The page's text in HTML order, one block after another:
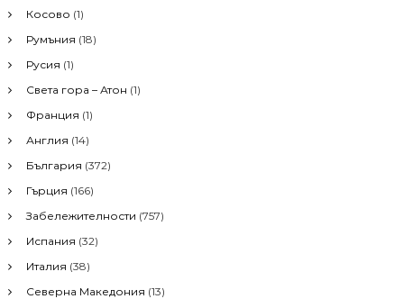
o
r
Косово (1)
Румъния (18)
Русия (1)
Света гора – Атон (1)
Франция (1)
Англия (14)
България (372)
Гърция (166)
Забележителности (757)
Испания (32)
Италия (38)
Северна Македония (13)